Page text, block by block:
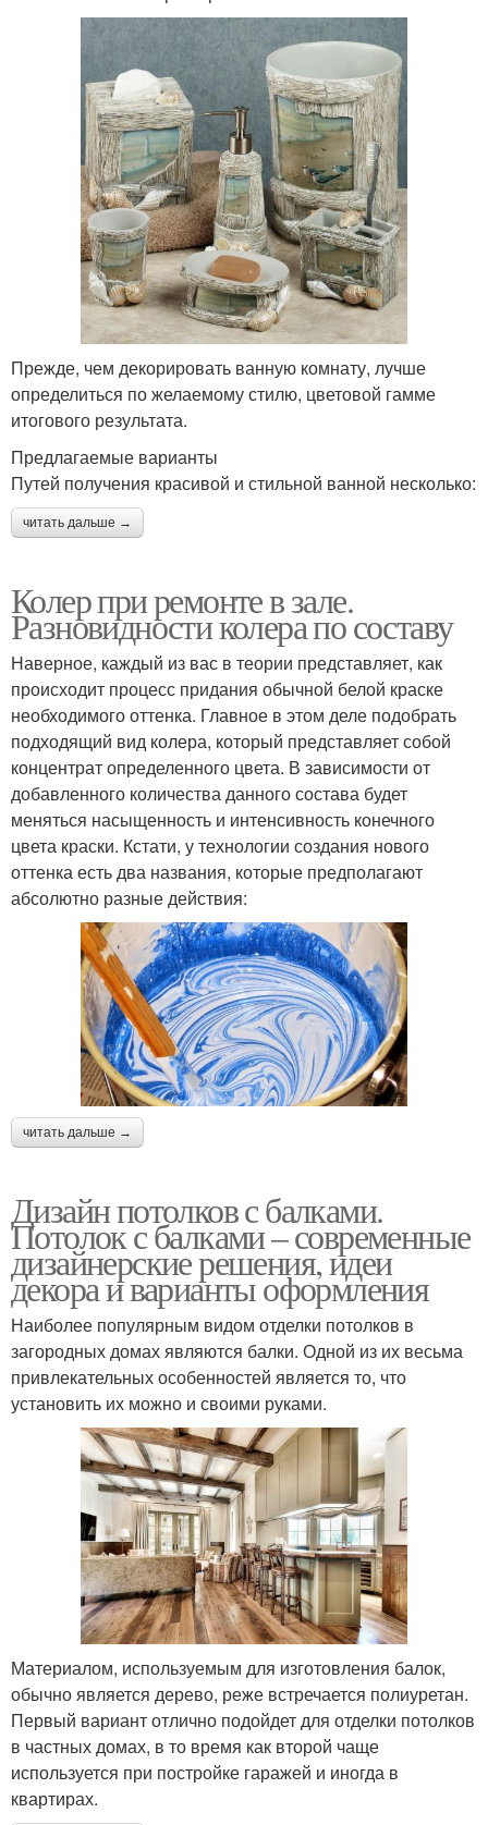
Прежде, чем декорировать ванную комнату, лучше
определиться по желаемому стилю, цветовой гамме
итогового результата.
Предлагаемые варианты
Путей получения красивой и стильной ванной несколько:
читать дальше →
Колер при ремонте в зале.
Разновидности колера по составу
Наверное, каждый из вас в теории представляет, как
происходит процесс придания обычной белой краске
необходимого оттенка. Главное в этом деле подобрать
подходящий вид колера, который представляет собой
концентрат определенного цвета. В зависимости от
добавленного количества данного состава будет
меняться насыщенность и интенсивность конечного
цвета краски. Кстати, у технологии создания нового
оттенка есть два названия, которые предполагают
абсолютно разные действия:
читать дальше →
Дизайн потолков с балками.
Потолок с балками – современные
дизайнерские решения, идеи
декора и варианты оформления
Наиболее популярным видом отделки потолков в
загородных домах являются балки. Одной из их весьма
привлекательных особенностей является то, что
установить их можно и своими руками.
Материалом, используемым для изготовления балок,
обычно является дерево, реже встречается полиуретан.
Первый вариант отлично подойдет для отделки потолков
в частных домах, в то время как второй чаще
используется при постройке гаражей и иногда в
квартирах.